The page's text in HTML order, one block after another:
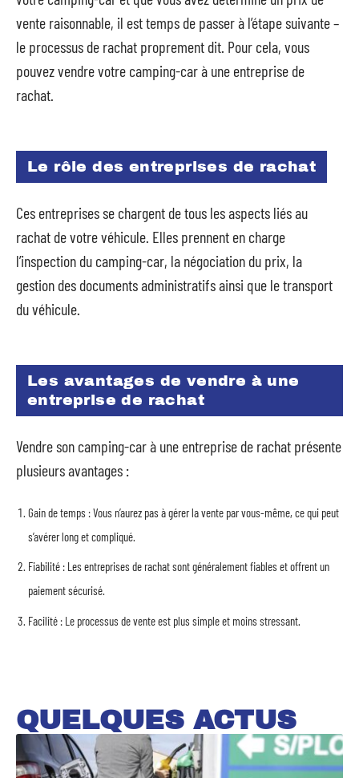
vente raisonnable, il est temps de passer à l’étape suivante –
le processus de rachat proprement dit. Pour cela, vous
pouvez vendre votre camping-car à une entreprise de
rachat.
Le rôle des entreprises de rachat
Ces entreprises se chargent de tous les aspects liés au
rachat de votre véhicule. Elles prennent en charge
l’inspection du camping-car, la négociation du prix, la
gestion des documents administratifs ainsi que le transport
du véhicule.
Les avantages de vendre à une
entreprise de rachat
Vendre son camping-car à une entreprise de rachat présente
plusieurs avantages :
Gain de temps : Vous n’aurez pas à gérer la vente par vous-même, ce qui peut
s’avérer long et compliqué.
Fiabilité : Les entreprises de rachat sont généralement fiables et offrent un
paiement sécurisé.
Facilité : Le processus de vente est plus simple et moins stressant.
QUELQUES ACTUS